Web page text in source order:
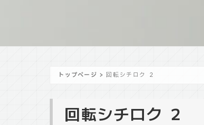
トップページ > 回転シチロク ２
回転シチロク ２